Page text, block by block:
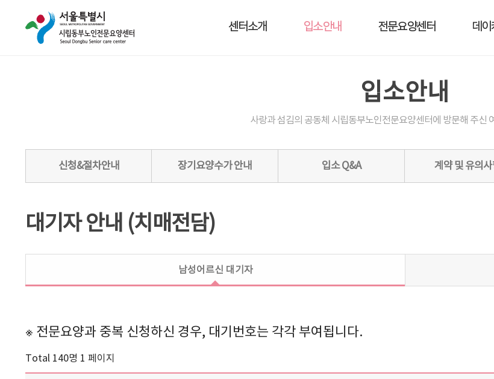
센터소개 입소안내 전문요양센터 데이
입소안내
사랑과 섬김의 공동체 시립동부노인전문요양센터에 방문해 주신
신청&절차안내 장기요양수가 안내 입소 Q&A 계약 및 유의
대기자 안내 (치매전담)
남성어르신 대기자
※ 전문요양과 중복 신청하신 경우, 대기번호는 각각 부여됩니다.
Total 140명 1 페이지